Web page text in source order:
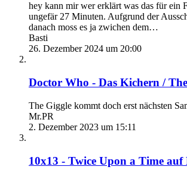
hey kann mir wer erklärt was das für ein
ungefär 27 Minuten. Aufgrund der
danach moss es ja zwichen dem…
Basti
26. Dezember 2024 um 20:00
Doctor Who - Das Kichern /
The Giggle kommt doch erst nächsten
Mr.PR
2. Dezember 2023 um 15:11
10x13 - Twice Upon a Time auf